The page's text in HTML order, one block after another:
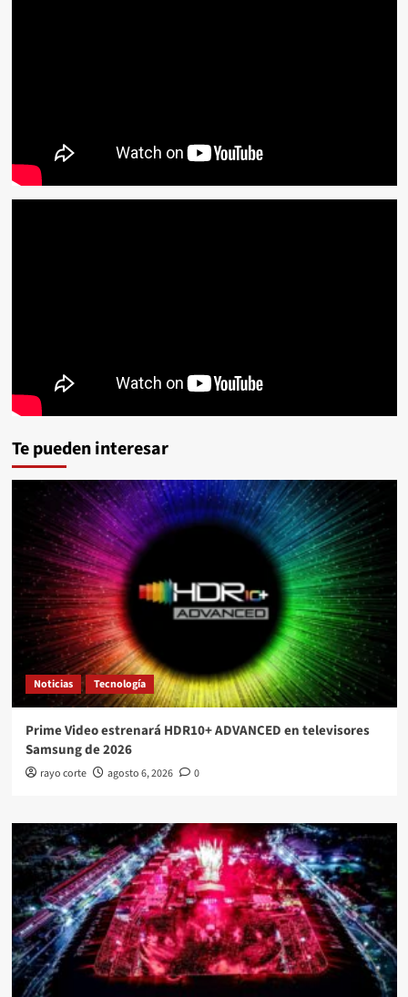
Te pueden interesar
Noticias Tecnología
Prime Video estrenará HDR10+ ADVANCED en televisores
Samsung de 2026
rayo corte agosto 6, 2026 0